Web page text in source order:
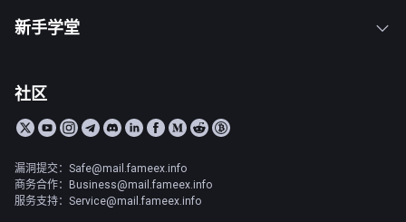
新手学堂
社区
漏洞提交：Safe@mail.fameex.info
商务合作：Business@mail.fameex.info
服务支持：Service@mail.fameex.info